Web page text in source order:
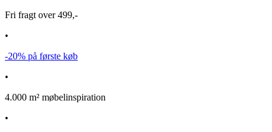
Fri fragt over 499,-
•
-20% på første køb
•
4.000 m² møbelinspiration
•